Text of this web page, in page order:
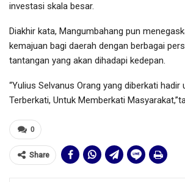
investasi skala besar.
Diakhir kata, Mangumbahang pun
kemajuan bagi daerah dengan berbagai
tantangan yang akan dihadapi kedepan.
“Yulius Selvanus Orang yang diberkati hadir
Terberkati, Untuk Memberkati
0
Share